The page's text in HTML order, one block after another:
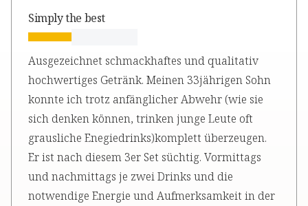
Simply the best
Ausgezeichnet schmackhaftes und qualitativ
hochwertiges Getränk. Meinen 33jährigen Sohn
konnte ich trotz anfänglicher Abwehr (wie sie
sich denken können, trinken junge Leute oft
grausliche Enegiedrinks)komplett überzeugen.
Er ist nach diesem 3er Set süchtig. Vormittags
und nachmittags je zwei Drinks und die
notwendige Energie und Aufmerksamkeit in der